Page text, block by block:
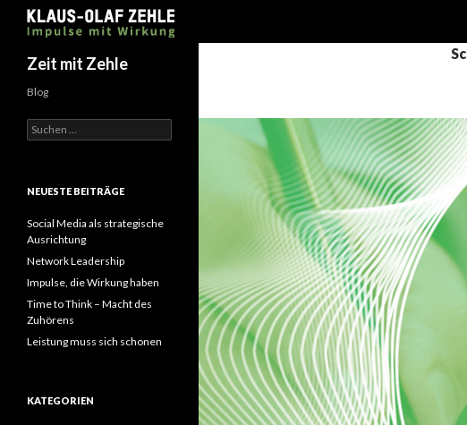
Suchen
Zeit mit Zehle
Blog
Suchen
nach:
NEUESTE BEITRÄGE
Social Media als strategische
Ausrichtung
Network Leadership
Impulse, die Wirkung haben
Time to Think – Macht des
Zuhörens
Leistung muss sich schonen
KATEGORIEN